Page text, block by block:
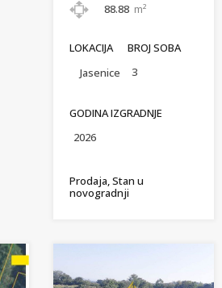
88.88 m²
LOKACIJA
Jasenice
BROJ SOBA
3
GODINA IZGRADNJE
2026
Prodaja, Stan u
novogradnji